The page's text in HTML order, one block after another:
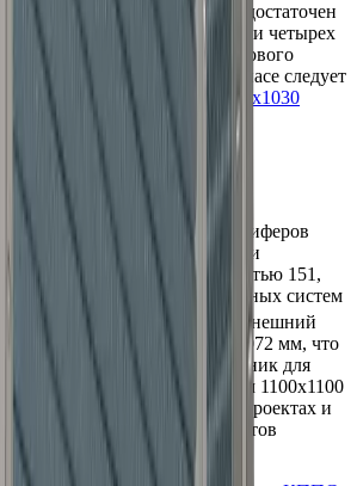
теплообмена не достаточен
(двух, трех и четырех
к следующему номеру
парового
При избыточном запасе следует
теплообменник:
КППС-1030x1030
КППС
проектирования
CAD-модели паровых
калориферов
по ссылке в верхней части
с тепловой мощностью 151,
разработаны для приточных систем
по воздуху
Внешний
фланцам составляет
1072x1072 мм, что
данный
теплообменник для
проемы размером 1100х1100
для использования в
проектах и
к
калориферу элементов